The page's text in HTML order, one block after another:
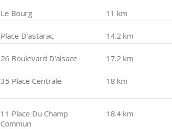
Le Bourg 11 km
Place D'astarac 14.2 km
26 Boulevard D'alsace 17.2 km
35 Place Centrale 18 km
11 Place Du Champ
Commun
18.4 km